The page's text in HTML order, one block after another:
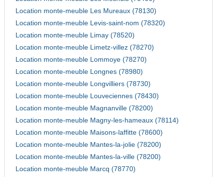
Location monte-meuble Les Mureaux (78130)
Location monte-meuble Levis-saint-nom (78320)
Location monte-meuble Limay (78520)
Location monte-meuble Limetz-villez (78270)
Location monte-meuble Lommoye (78270)
Location monte-meuble Longnes (78980)
Location monte-meuble Longvilliers (78730)
Location monte-meuble Louveciennes (78430)
Location monte-meuble Magnanville (78200)
Location monte-meuble Magny-les-hameaux (78114)
Location monte-meuble Maisons-laffitte (78600)
Location monte-meuble Mantes-la-jolie (78200)
Location monte-meuble Mantes-la-ville (78200)
Location monte-meuble Marcq (78770)